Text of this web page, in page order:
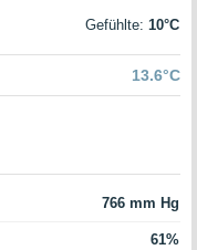
Gefühlte: 10°C
13.6°C
766 mm Hg
61%